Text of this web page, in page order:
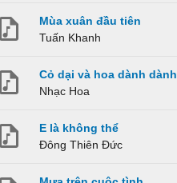
Mùa xuân đầu tiên
Tuấn Khanh
Cỏ dại và hoa dành dành
Nhạc Hoa
E là không thể
Đông Thiên Đức